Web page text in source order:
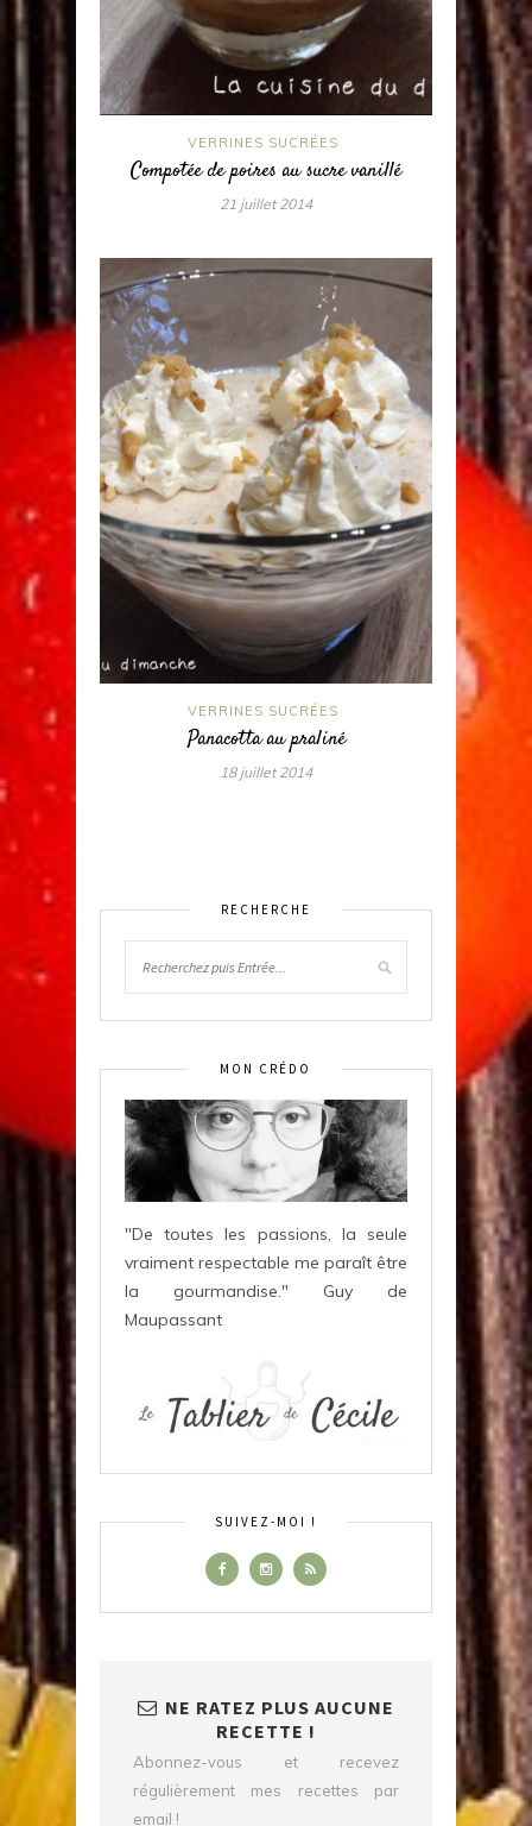
VERRINES SUCRÉES
Compotée de poires au sucre vanillé
21 juillet 2014
VERRINES SUCRÉES
Panacotta au praliné
18 juillet 2014
RECHERCHE
MON CRÉDO
"De toutes les passions, la seule
vraiment respectable me paraît être
la gourmandise." Guy de
Maupassant
SUIVEZ-MOI !
NE RATEZ PLUS AUCUNE
RECETTE !
Abonnez-vous et recevez
régulièrement mes recettes par
email !